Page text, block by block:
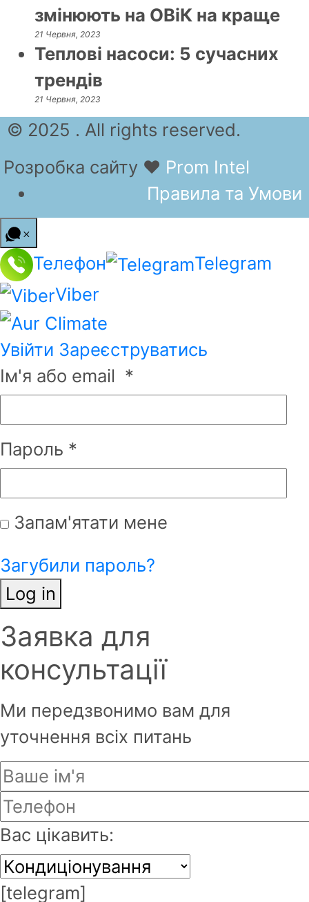
змінюють на ОВіК на краще
21 Червня, 2023
Теплові насоси: 5 сучасних
трендів
21 Червня, 2023
© 2025 . All rights reserved.
Розробка сайту ❤ Prom Intel
Правила та Умови
Телефон
Telegram
Viber
Увійти Зареєструватись
Ім'я або email *
Пароль *
Запам'ятати мене
Загубили пароль?
Log in
Ім'я*
Фамілія*
Email *
Пароль буде надісланий на Ваш
email.
Заявка для
консультації
Ми передзвонимо вам для
уточнення всіх питань
Вас цікавить:
[telegram]